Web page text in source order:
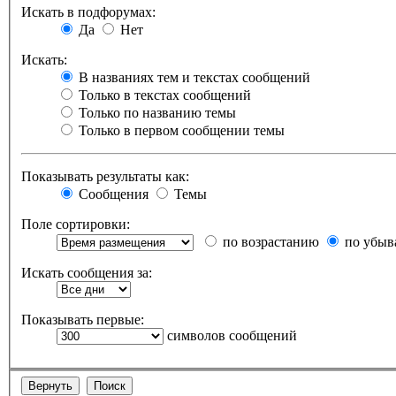
Искать в подфорумах:
Да
Нет
Искать:
В названиях тем и текстах сообщений
Только в текстах сообщений
Только по названию темы
Только в первом сообщении темы
Показывать результаты как:
Сообщения
Темы
Поле сортировки:
по возрастанию
по
Искать сообщения за:
Показывать первые:
символов сообщений